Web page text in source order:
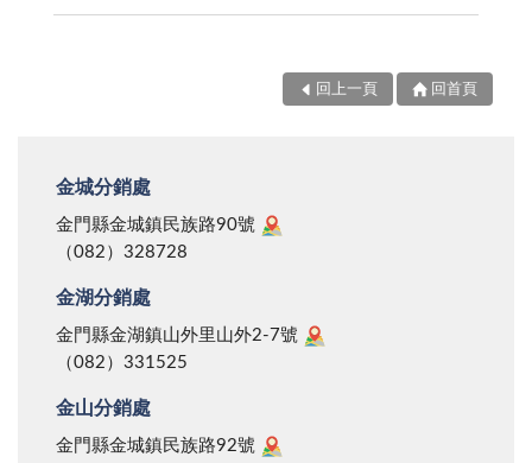
回上一頁 回首頁
金城分銷處
金門縣金城鎮民族路90號
（082）328728
金湖分銷處
金門縣金湖鎮山外里山外2-7號
（082）331525
金山分銷處
金門縣金城鎮民族路92號